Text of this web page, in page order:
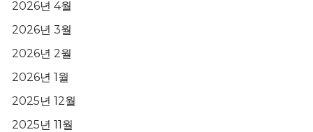
2026년 4월
2026년 3월
2026년 2월
2026년 1월
2025년 12월
2025년 11월